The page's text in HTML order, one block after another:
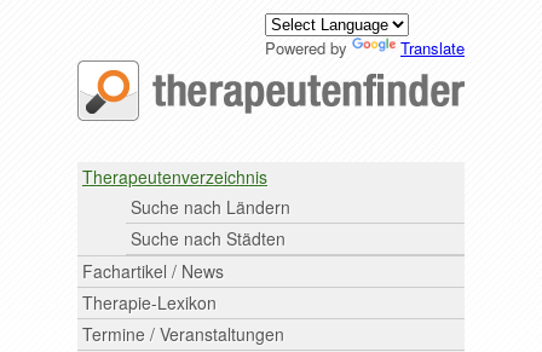
Powered by Translate
Therapeutenverzeichnis
Suche nach Ländern
Suche nach Städten
Fachartikel / News
Therapie-Lexikon
Termine / Veranstaltungen